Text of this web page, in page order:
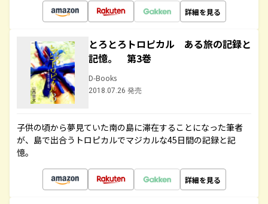
詳細を見る
とろとろトロピカル ある旅の記録と
記憶。 第3巻
D-Books
2018.07.26 発売
子供の頃から夢見ていた南の島に滞在することになった筆者
が、島で出合うトロピカルでマジカルな45日間の記録と記
憶。
詳細を見る